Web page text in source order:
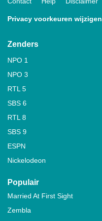
Privacy voorkeuren wijzigen
Zenders
NPO 1
NPO 3
RTL 5
SBS 6
RTL 8
SBS 9
ESPN
Nickelodeon
Populair
Married At First Sight
Zembla